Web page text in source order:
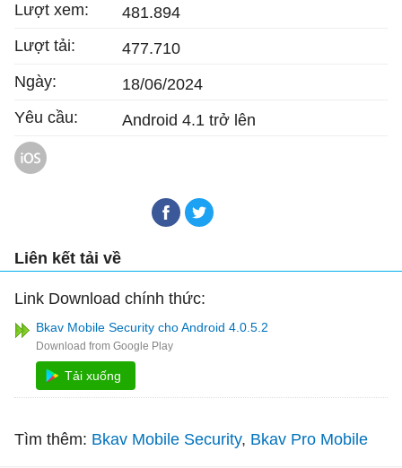
Lượt xem:
481.894
Lượt tải:
477.710
Ngày:
18/06/2024
Yêu cầu:
Android 4.1 trở lên
Liên kết tải về
Link Download chính thức:
Bkav Mobile Security cho Android 4.0.5.2
Tải xuống
Tìm thêm: Bkav Mobile Security Bkav Pro Mobile